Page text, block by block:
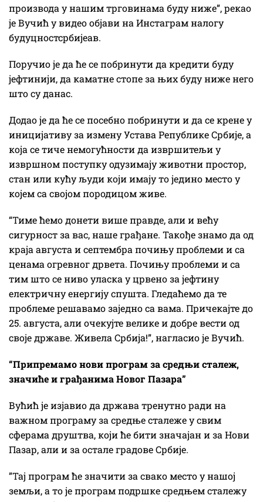
производа у нашим трговинама буду ниже”, рекао
је Вучић у видео објави на Инстаграм налогу
будуцностсрбијеав.
Поручио је да ће се побринути да кредити буду
јефтинији, да каматне стопе за њих буду ниже него
што су данас.
Додао је да ће се посебно побринути и да се крене у
иницијативу за измену Устава Републике Србије, а
која се тиче немогућности да извршитељи у
извршном поступку одузимају животни простор,
стан или кућу људи који имају то једино место у
којем са својом породицом живе.
“Тиме ћемо донети више правде, али и већу
сигурност за вас, наше грађане. Такође знамо да од
краја августа и септембра почињу проблеми и са
ценама огревног дрвета. Почињу проблеми и са
тим што се ниво уласка у црвено за јефтину
електричну енергију спушта. Гледаћемо да те
проблеме решавамо заједно са вама. Причекајте до
25. августа, али очекујте велике и добре вести од
своје државе. Живела Србија!”, нагласио је Вучић.
“Припремамо нови програм за средњи сталеж,
значиће и грађанима Новог Пазара”
Вућић је изјавио да држава тренутно ради на
важном програму за средње сталеже у свим
сферама друштва, који ће бити значајан и за Нови
Пазар, али и за остале градове Србије.
”Тај програм ће значити за свако место у нашој
земљи, а то је програм подршке средњем сталежу